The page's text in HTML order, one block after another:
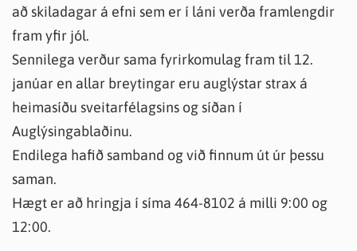
að skiladagar á efni sem er í láni verða framlengdir
fram yfir jól.
Sennilega verður sama fyrirkomulag fram til 12.
janúar en allar breytingar eru auglýstar strax á
heimasíðu sveitarfélagsins og síðan í
Auglýsingablaðinu.
Endilega hafið samband og við finnum út úr þessu
saman.
Hægt er að hringja í síma 464-8102 á milli 9:00 og
12:00.